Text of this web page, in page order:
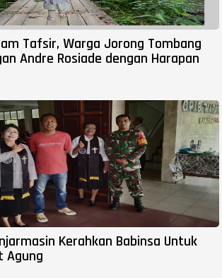
Tafsir, Warga Jorong Tombang
Andre Rosiade dengan Harapan
Kerahkan Babinsa Untuk
Agung